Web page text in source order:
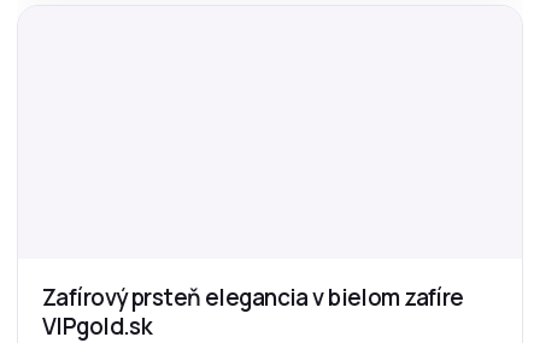
Zafírový prsteň elegancia v bielom zafíre
VIPgold.sk